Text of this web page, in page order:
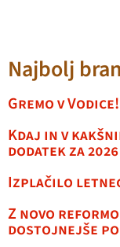
Najbolj
Gremo v Vodice!
Kdaj in v
dodatek za 2026
Izplačilo
Z novo
dostojnejše